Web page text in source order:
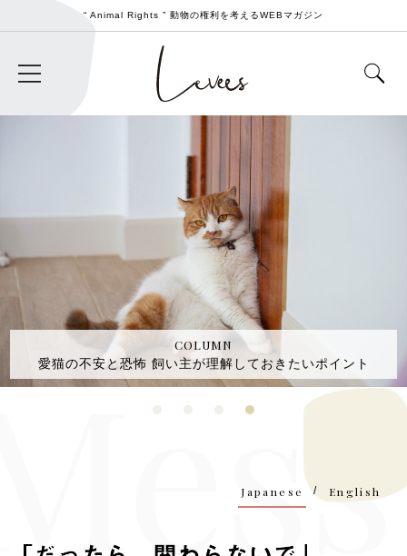
“ Animal Rights ” 動物の権利を考えるWEBマガジン
COLUMN
愛猫の不安と恐怖 飼い主が理解しておきたいポイント
Japanese / English